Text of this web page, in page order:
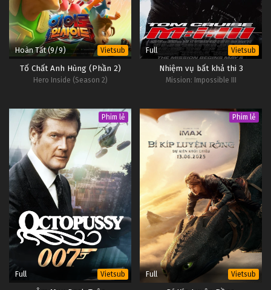
Hoàn Tất (9/9) Vietsub
Tố Chất Anh Hùng (Phần 2)
Hero Inside (Season 2)
Full Vietsub
Nhiệm vụ bất khả thi 3
Mission: Impossible III
Phim lẻ
Full Vietsub
Phim lẻ
Full Vietsub